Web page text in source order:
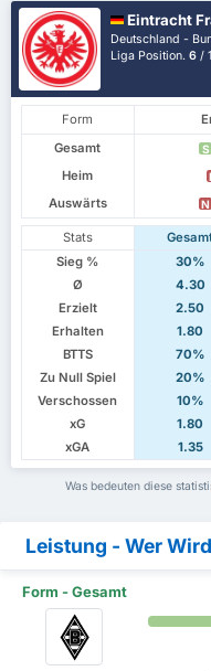
Eintracht
Deutschland -
Liga Position.6 /
Form
Gesamt
S
Heim
Auswärts N
Stats
Sieg %
30%
Ø
4.30
Erzielt
2.50
Erhalten
1.80
BTTS
70%
Zu Null Spiel
20%
Verschossen
10%
xG
1.80
xGA
1.35
Was bedeuten diese
Leistung - Wer
Form - Gesamt